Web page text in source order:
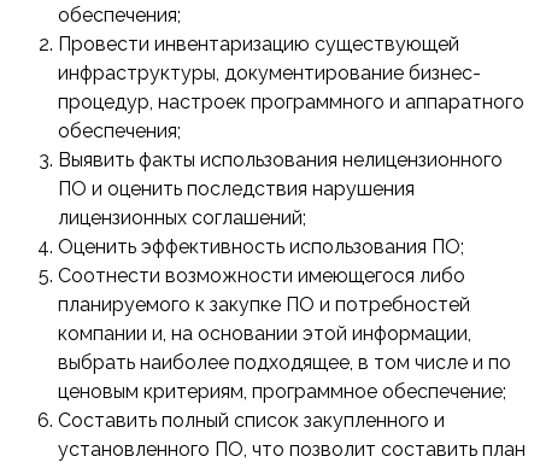
обеспечения;
Провести инвентаризацию существующей
инфраструктуры, документирование бизнес-
процедур, настроек программного и аппаратного
обеспечения;
Выявить факты использования нелицензионного
ПО и оценить последствия нарушения
лицензионных соглашений;
Оценить эффективность использования ПО;
Соотнести возможности имеющегося либо
планируемого к закупке ПО и потребностей
компании и, на основании этой информации,
выбрать наиболее подходящее, в том числе и по
ценовым критериям, программное обеспечение;
Составить полный список закупленного и
установленного ПО, что позволит составить план